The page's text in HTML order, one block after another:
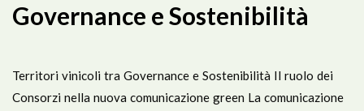
Governance e Sostenibilità
Territori vinicoli tra Governance e Sostenibilità Il ruolo dei
Consorzi nella nuova comunicazione green La comunicazione